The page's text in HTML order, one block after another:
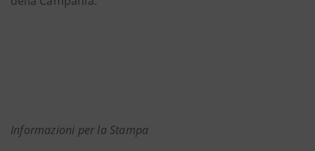
Informazioni per la Stampa